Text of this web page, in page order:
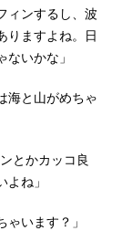
ィンするし、波
りますよね。日
いかな」
海と山がめちゃ
とかカッコ良
ね」
ゃいます？」